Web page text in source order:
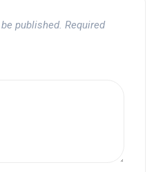
published. Required